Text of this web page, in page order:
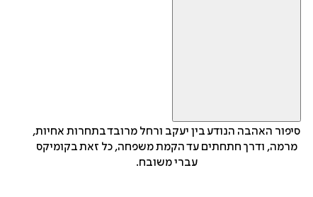
סיפור האהבה הנודע בין יעקב ורחל מרובד בתחרות אחיות,
מרמה, ודרך חתחתים עד הקמת משפחה, כל זאת בקומיקס
עברי משובח.